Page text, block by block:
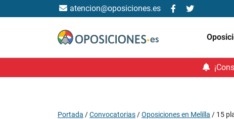
atencion@oposiciones.es
Portada /Convocatorias /Oposiciones en Melilla / 15